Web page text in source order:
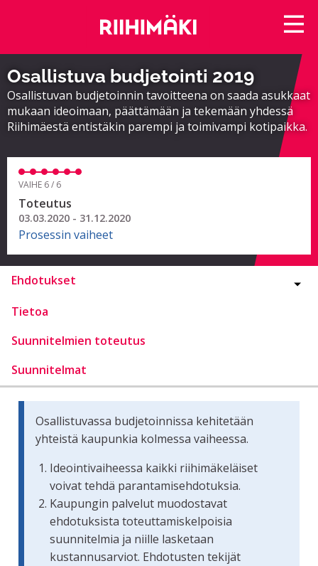
Osallistuva budjetointi 2019
Osallistuvan budjetoinnin tavoitteena on saada asukkaat
mukaan ideoimaan, päättämään ja tekemään yhdessä
Riihimäestä entistäkin parempi ja toimivampi kotipaikka.
VAIHE 6 / 6
Toteutus
03.03.2020 - 31.12.2020
Prosessin vaiheet
Ehdotukset
Tietoa
Suunnitelmien toteutus
Suunnitelmat
Osallistuvassa budjetoinnissa kehitetään
yhteistä kaupunkia kolmessa vaiheessa.
Ideointivaiheessa kaikki riihimäkeläiset
voivat tehdä parantamisehdotuksia.
Kaupungin palvelut muodostavat
ehdotuksista toteuttamiskelpoisia
suunnitelmia ja niille lasketaan
kustannusarviot. Ehdotusten tekijät